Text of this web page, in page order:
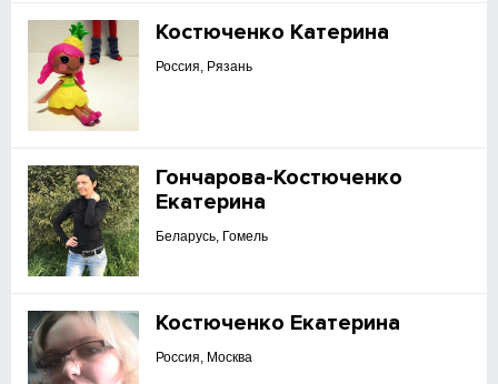
Костюченко Катерина
Россия, Рязань
Гончарова-Костюченко
Екатерина
Беларусь, Гомель
Костюченко Екатерина
Россия, Москва